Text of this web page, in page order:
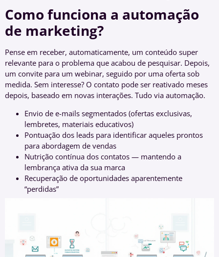
Como funciona a automação
de marketing?
Pense em receber, automaticamente, um conteúdo super
relevante para o problema que acabou de pesquisar. Depois,
um convite para um webinar, seguido por uma oferta sob
medida. Sem interesse? O contato pode ser reativado meses
depois, baseado em novas interações. Tudo via automação.
Envio de e-mails segmentados (ofertas exclusivas,
lembretes, materiais educativos)
Pontuação dos leads para identificar aqueles prontos
para abordagem de vendas
Nutrição contínua dos contatos — mantendo a
lembrança ativa da sua marca
Recuperação de oportunidades aparentemente
“perdidas”